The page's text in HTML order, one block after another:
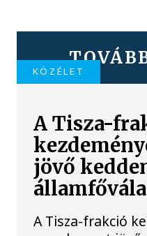
KÖZÉLET
A Tisza-
jövő
A Tisza-frakció